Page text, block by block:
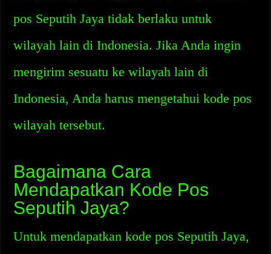
pos Seputih Jaya tidak berlaku untuk
wilayah lain di Indonesia. Jika Anda ingin
mengirim sesuatu ke wilayah lain di
Indonesia, Anda harus mengetahui kode pos
wilayah tersebut.
Bagaimana Cara
Mendapatkan Kode Pos
Seputih Jaya?
Untuk mendapatkan kode pos Seputih Jaya,